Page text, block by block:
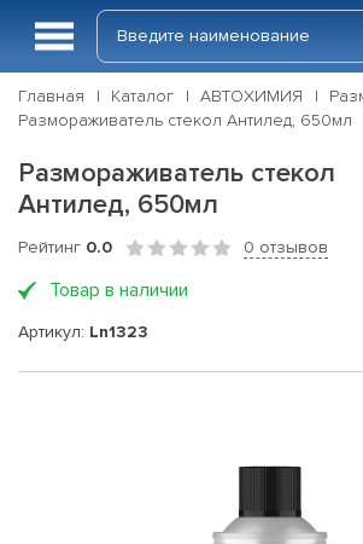
Главная Каталог АВТОХИМИЯ
Размораживатель стекол Антилед, 650мл
Размораживатель стекол
Антилед, 650мл
Рейтинг 0.0 0 отзывов
Товар в наличии
Артикул: Ln1323